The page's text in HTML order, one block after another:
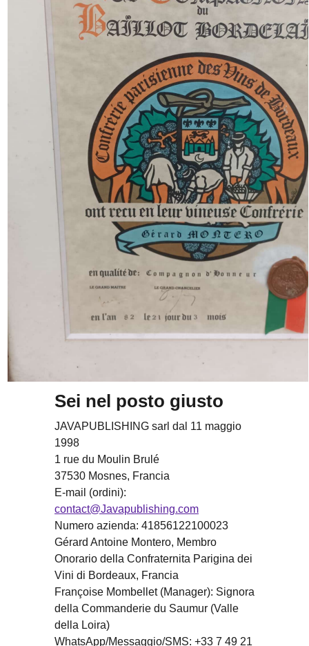
Sei nel posto giusto
JAVAPUBLISHING sarl dal 11 maggio
1998
1 rue du Moulin Brulé
37530 Mosnes, Francia
E-mail (ordini):
contact@Javapublishing.com
Numero azienda: 41856122100023
Gérard Antoine Montero, Membro
Onorario della Confraternita Parigina dei
Vini di Bordeaux, Francia
Françoise Mombellet (Manager): Signora
della Commanderie du Saumur (Valle
della Loira)
WhatsApp/Messaggio/SMS: +33 7 49 21